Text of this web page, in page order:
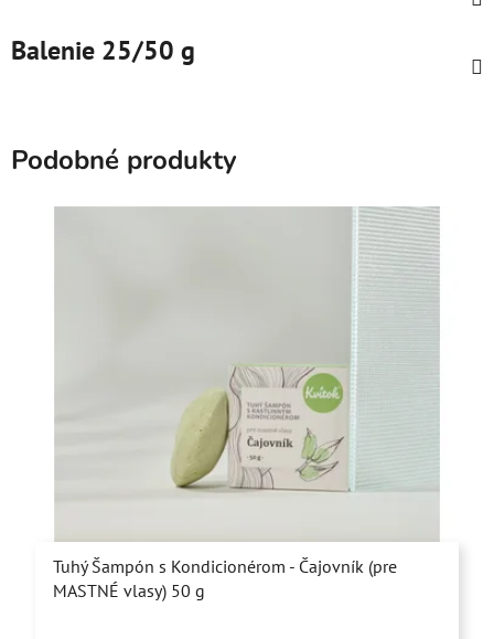
Balenie 25/50 g
Podobné produkty
Tuhý Šampón s Kondicionérom - Čajovník (pre
MASTNÉ vlasy) 50 g